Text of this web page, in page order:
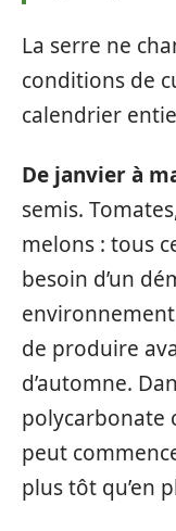
La serre ne
conditions de
calendrier
De janvier à
semis.
melons : tous
besoin d’un
de produire
d’automne.
polycarbonate
peut
plus tôt qu’en